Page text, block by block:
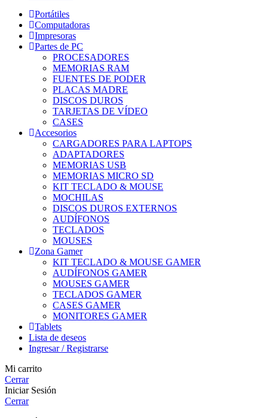
Portátiles
Computadoras
Impresoras
Partes de PC
PROCESADORES
MEMORIAS RAM
FUENTES DE PODER
PLACAS MADRE
DISCOS DUROS
TARJETAS DE VÍDEO
CASES
Accesorios
CARGADORES PARA LAPTOPS
ADAPTADORES
MEMORIAS USB
MEMORIAS MICRO SD
KIT TECLADO & MOUSE
MOCHILAS
DISCOS DUROS EXTERNOS
AUDÍFONOS
TECLADOS
MOUSES
Zona Gamer
KIT TECLADO & MOUSE GAMER
AUDÍFONOS GAMER
MOUSES GAMER
TECLADOS GAMER
CASES GAMER
MONITORES GAMER
Tablets
Lista de deseos
Ingresar / Registrarse
Mi carrito
Cerrar
Iniciar Sesión
Cerrar